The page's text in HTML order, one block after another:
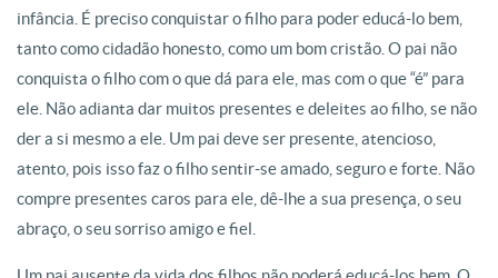
infância. É preciso conquistar o filho para poder educá-lo bem,
tanto como cidadão honesto, como um bom cristão. O pai não
conquista o filho com o que dá para ele, mas com o que “é” para
ele. Não adianta dar muitos presentes e deleites ao filho, se não
der a si mesmo a ele. Um pai deve ser presente, atencioso,
atento, pois isso faz o filho sentir-se amado, seguro e forte. Não
compre presentes caros para ele, dê-lhe a sua presença, o seu
abraço, o seu sorriso amigo e fiel.